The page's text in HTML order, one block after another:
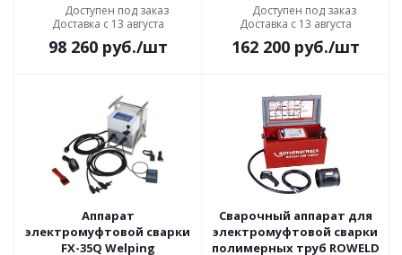
Доступен под заказ
Доставка с 13 августа
98 260руб./шт
Доступен под заказ
Доставка с 13 августа
162 200руб./шт
Аппарат
электромуфтовой сварки
FX-35Q Welping
Сварочный аппарат для
электромуфтовой сварки
полимерных труб ROWELD